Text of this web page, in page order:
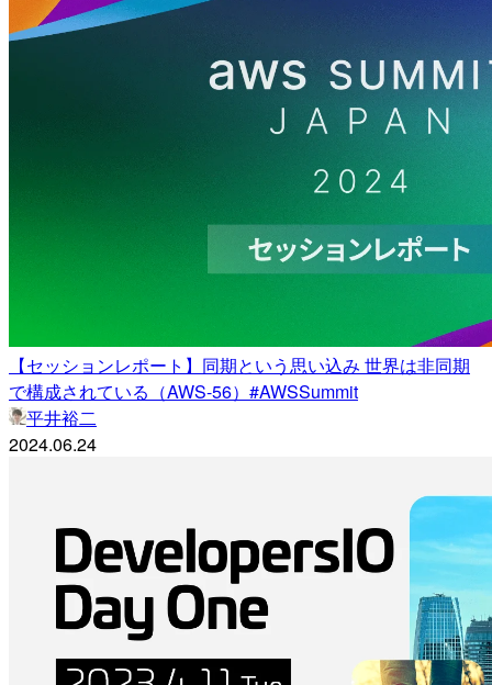
【セッションレポート】同期という思い込み 世界は非同期
で構成されている（AWS-56）#AWSSummit
平井裕二
2024.06.24